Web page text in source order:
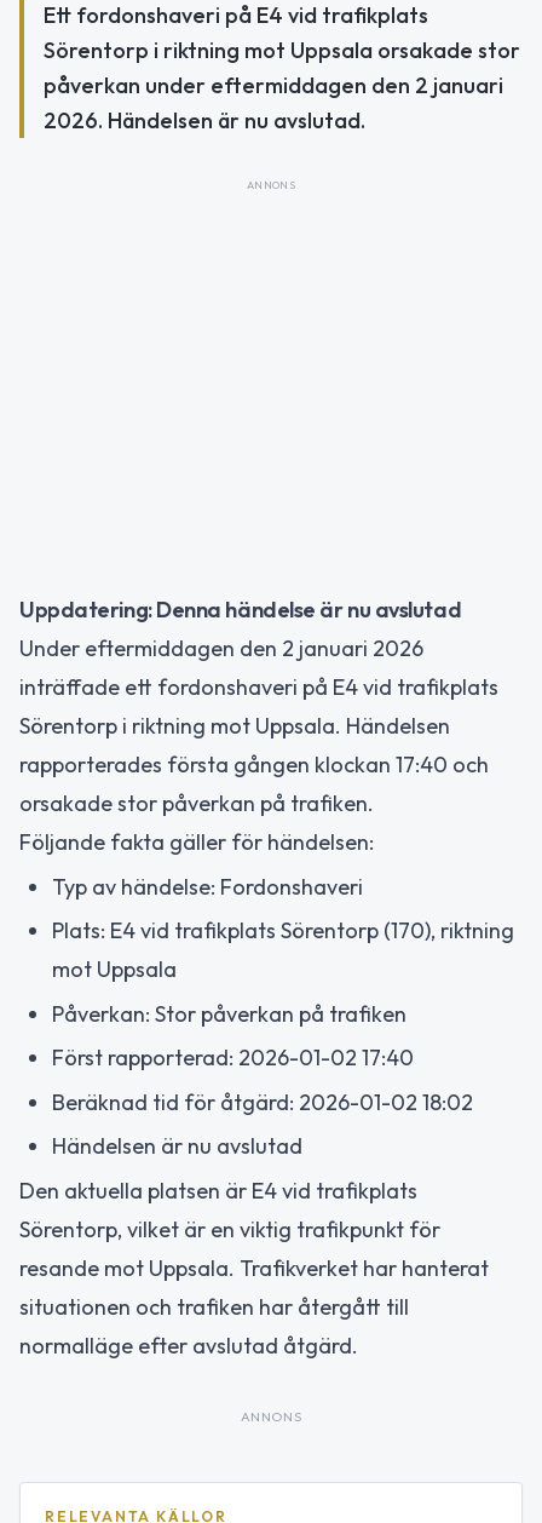
Ett fordonshaveri på E4 vid trafikplats
Sörentorp i riktning mot Uppsala orsakade stor
påverkan under eftermiddagen den 2 januari
2026. Händelsen är nu avslutad.
ANNONS
Uppdatering: Denna händelse är nu avslutad
Under eftermiddagen den 2 januari 2026
inträffade ett fordonshaveri på E4 vid trafikplats
Sörentorp i riktning mot Uppsala. Händelsen
rapporterades första gången klockan 17:40 och
orsakade stor påverkan på trafiken.
Följande fakta gäller för händelsen:
Typ av händelse: Fordonshaveri
Plats: E4 vid trafikplats Sörentorp (170), riktning
mot Uppsala
Påverkan: Stor påverkan på trafiken
Först rapporterad: 2026-01-02 17:40
Beräknad tid för åtgärd: 2026-01-02 18:02
Händelsen är nu avslutad
Den aktuella platsen är E4 vid trafikplats
Sörentorp, vilket är en viktig trafikpunkt för
resande mot Uppsala. Trafikverket har hanterat
situationen och trafiken har återgått till
normalläge efter avslutad åtgärd.
ANNONS
RELEVANTA KÄLLOR